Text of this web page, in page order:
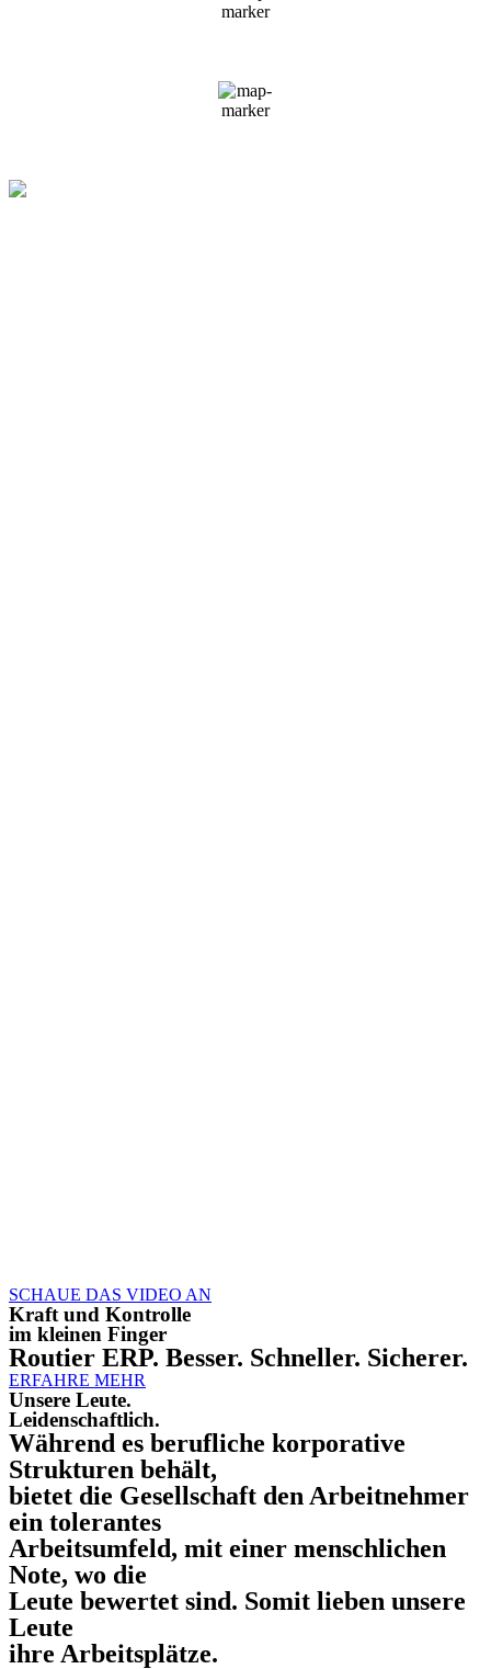
SCHAUE DAS VIDEO AN
Kraft und Kontrolle
im kleinen Finger
Routier ERP. Besser. Schneller. Sicherer.
ERFAHRE MEHR
Unsere Leute.
Leidenschaftlich.
Während es berufliche korporative
Strukturen behält,
bietet die Gesellschaft den Arbeitnehmer
ein tolerantes
Arbeitsumfeld, mit einer menschlichen
Note, wo die
Leute bewertet sind. Somit lieben unsere
Leute
ihre Arbeitsplätze.